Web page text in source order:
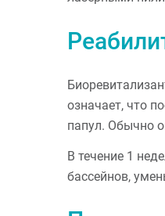
означает, что
папул. Обычно
В течение 1
бассейнов,